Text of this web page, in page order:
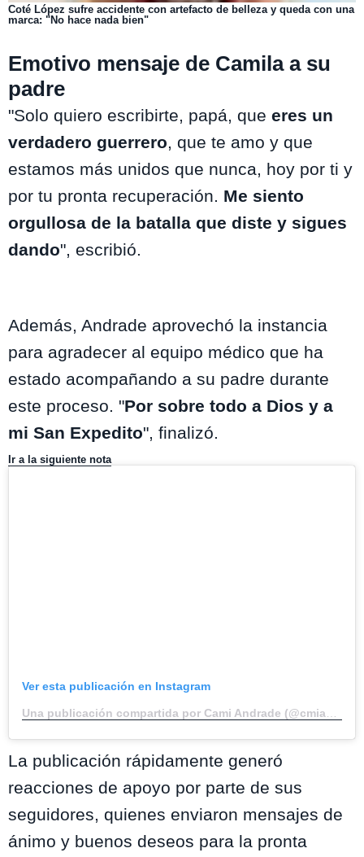
Coté López sufre accidente con artefacto de belleza y queda con una
marca: "No hace nada bien"
Emotivo mensaje de Camila a su
padre
"Solo quiero escribirte, papá, que eres un
verdadero guerrero, que te amo y que
estamos más unidos que nunca, hoy por ti y
por tu pronta recuperación. Me siento
orgullosa de la batalla que diste y sigues
dando", escribió.
Además, Andrade aprovechó la instancia
para agradecer al equipo médico que ha
estado acompañando a su padre durante
este proceso. "Por sobre todo a Dios y a
mi San Expedito", finalizó.
Ir a la siguiente nota
Ver esta publicación en Instagram
La publicación rápidamente generó
reacciones de apoyo por parte de sus
seguidores, quienes enviaron mensajes de
ánimo y buenos deseos para la pronta